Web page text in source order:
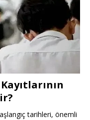
tarihleri, önemli